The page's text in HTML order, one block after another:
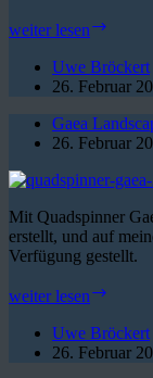
weiter lesen
on
Uwe Bröckert
26. Februar
Gaea
26. Februar
Mit Quadspinner
erstellt, und auf
Verfügung gestellt.
weiter lesen
mit
Uwe Bröckert
26. Februar